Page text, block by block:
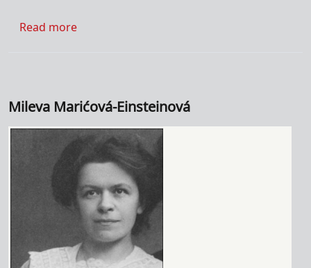
Read moreabout Marie Curie-Skłodowská
Mileva Marićová-Einsteinová